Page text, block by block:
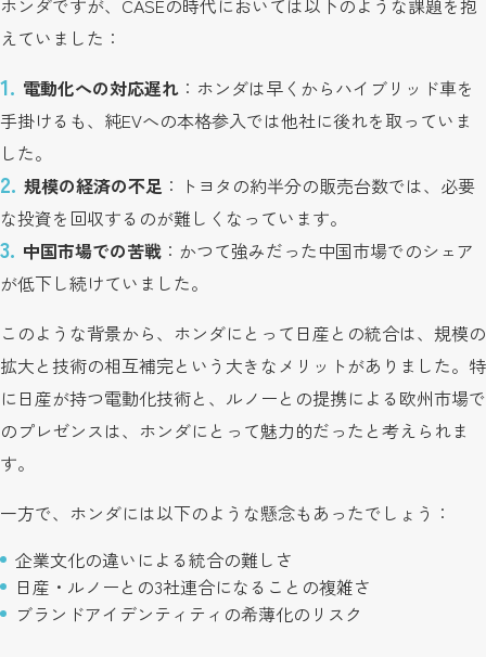
ホンダですが、CASEの時代においては以下のような課題を抱
えていました：
電動化への対応遅れ ：ホンダは早くからハイブリッド車を
手掛けるも、純EVへの本格参入では他社に後れを取っていま
した。
規模の経済の不足 ：トヨタの約半分の販売台数では、必要
な投資を回収するのが難しくなっています。
中国市場での苦戦 ：かつて強みだった中国市場でのシェア
が低下し続けていました。
このような背景から、ホンダにとって日産との統合は、規模の
拡大と技術の相互補完という大きなメリットがありました。特
に日産が持つ電動化技術と、ルノーとの提携による欧州市場で
のプレゼンスは、ホンダにとって魅力的だったと考えられま
す。
一方で、ホンダには以下のような懸念もあったでしょう：
企業文化の違いによる統合の難しさ
日産・ルノーとの3社連合になることの複雑さ
ブランドアイデンティティの希薄化のリスク